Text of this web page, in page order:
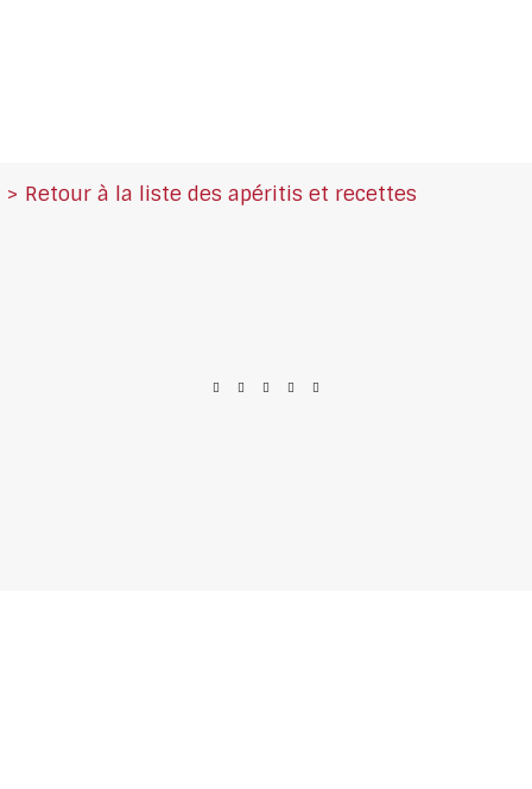
> Retour à la liste des apéritis et recettes